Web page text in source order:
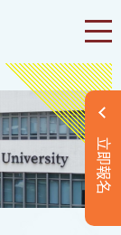
立即報名